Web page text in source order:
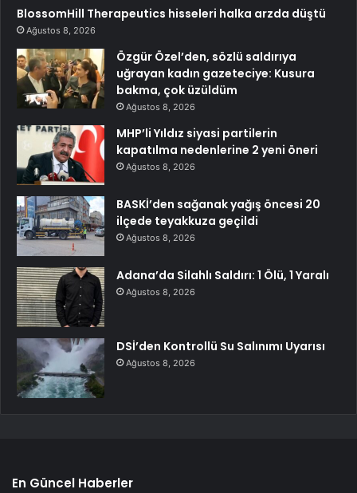
BlossomHill Therapeutics hisseleri halka arzda düştü
Ağustos 8, 2026
Özgür Özel’den, sözlü saldırıya
uğrayan kadın gazeteciye: Kusura
bakma, çok üzüldüm
Ağustos 8, 2026
MHP’li Yıldız siyasi partilerin
kapatılma nedenlerine 2 yeni öneri
Ağustos 8, 2026
BASKİ’den sağanak yağış öncesi 20
ilçede teyakkuza geçildi
Ağustos 8, 2026
Adana’da Silahlı Saldırı: 1 Ölü, 1 Yaralı
Ağustos 8, 2026
DSİ’den Kontrollü Su Salınımı Uyarısı
Ağustos 8, 2026
En Güncel Haberler